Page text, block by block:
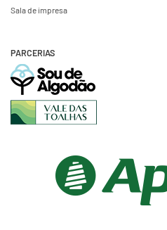
Sala de impresa
PARCERIAS